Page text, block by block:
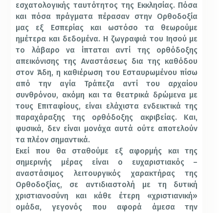
εσχατολογικής ταυτότητος της Εκκλησίας. Πόσα
και πόσα πράγματα πέρασαν στην Ορθοδοξία
μας εξ Εσπερίας και ωστόσο τα θεωρούμε
ημέτερα και δεδομένα. Η ζωγραφιά του Ιησού με
το λάβαρο να ίπταται αντί της ορθόδοξης
απεικόνισης της Αναστάσεως δια της καθόδου
στον Άδη, η καθιέρωση του Εσταυρωμένου πίσω
από την αγία Τράπεζα αντί του αρχαίου
συνθρόνου, ακόμη και τα θεατρικά δρώμενα με
τους Επιταφίους, είναι ελάχιστα ενδεικτικά της
παραχάραξης της ορθόδοξης ακριβείας. Και,
φυσικά, δεν είναι μονάχα αυτά ούτε αποτελούν
τα πλέον σημαντικά.
Εκεί που θα σταθούμε εξ αφορμής και της
σημερινής μέρας είναι ο ευχαριστιακός –
αναστάσιμος λειτουργικός χαρακτήρας της
Ορθοδοξίας, σε αντιδιαστολή με τη δυτική
χριστιανοσύνη και κάθε έτερη «χριστιανική»
ομάδα, γεγονός που αφορά άμεσα την